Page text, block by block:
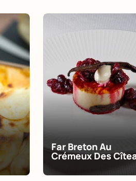
Far Breton Au
Crémeux Des